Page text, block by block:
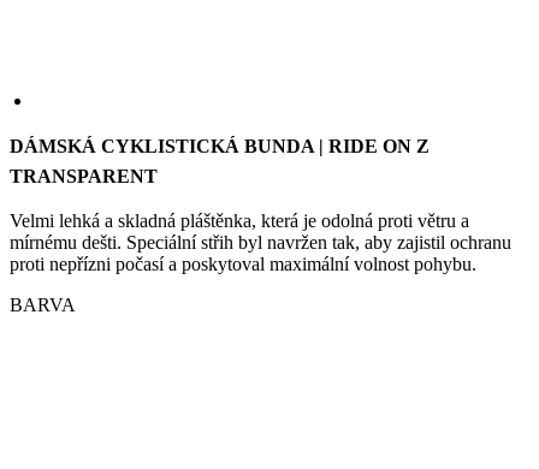
mírnému dešti. Speciální střih byl navržen tak, aby zajistil ochranu
proti nepřízni počasí a poskytoval maximální volnost pohybu.